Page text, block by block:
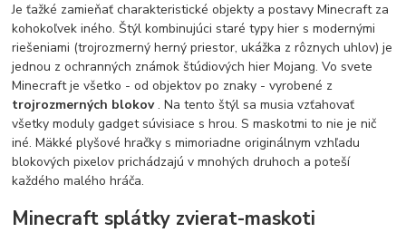
L.O.L. Surprise bábiky
L.O.L. Surprise autíčka
L.O.L. Surprise zvieratká
L.O.L. Surprise hračky
L.O.L. Surprise domčeky
L.O.L. Surprise postavičky
L.O.L. Surprise zberateľské figúrky
L.O.L. OMG L.O.L. OMG Bábiky
Je ťažké zamieňať charakteristické objekty a postavy Minecraft za
kohokoľvek iného. Štýl kombinujúci staré typy hier s modernými
riešeniami (trojrozmerný herný priestor, ukážka z rôznych uhlov) je
jednou z ochranných známok štúdiových hier Mojang. Vo svete
Minecraft je všetko - od objektov po znaky - vyrobené z
trojrozmerných blokov. Na tento štýl sa musia vzťahovať
všetky moduly gadget súvisiace s hrou. S maskotmi to nie je nič
iné. Mäkké plyšové hračky s mimoriadne originálnym vzhľadu
blokových pixelov prichádzajú v mnohých druhoch a poteší
každého malého hráča.
Minecraft splátky zvierat-maskoti